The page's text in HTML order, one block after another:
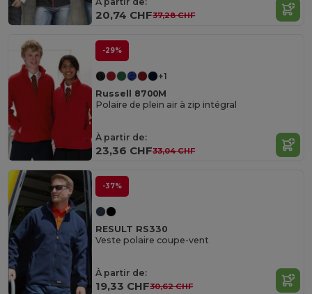
20,74 CHF37,28 CHF
-29%
+1
Russell 8700M
Polaire de plein air à zip intégral
À partir de:
23,36 CHF33,04 CHF
-37%
RESULT RS330
Veste polaire coupe-vent
À partir de:
19,33 CHF30,62 CHF